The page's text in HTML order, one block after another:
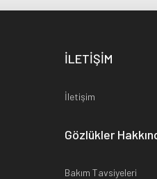
İLETİŞİM
İletişim
Gözlükler
Bakım Tavsiyeleri